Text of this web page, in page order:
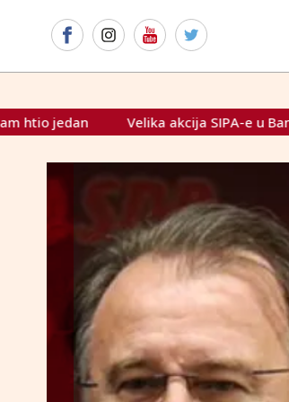
akcija SIPA-e u Banjoj Luci: Pretresi na